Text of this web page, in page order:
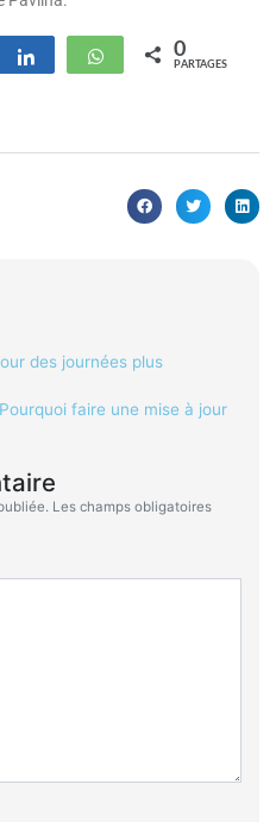
Partagez WhatsApp
0
PARTAGES
des journées plus
faire une mise à jour
Les champs obligatoires